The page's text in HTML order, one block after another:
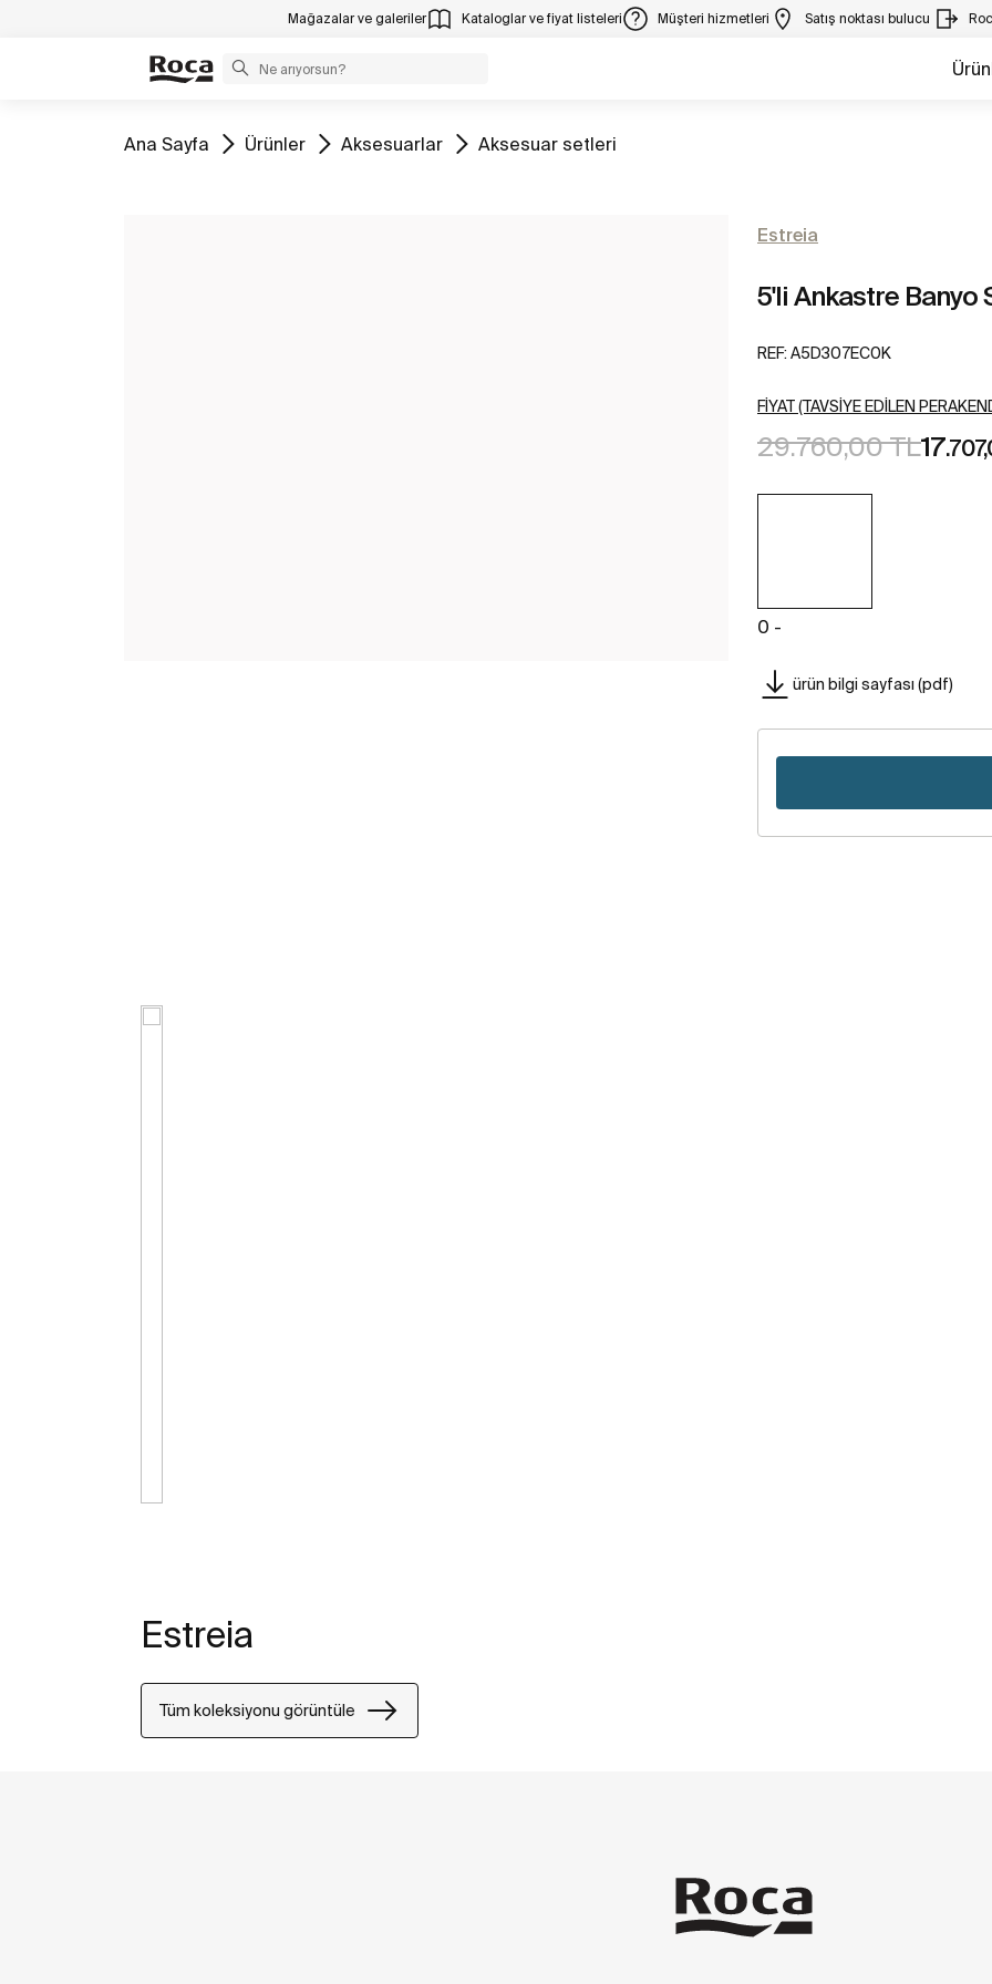
Mağazalar ve galeriler Kataloglar ve fiyat listeleri Müşteri hizmetleri Satış noktası bulucu
Tüm
Ana Sayfa Tüm
Ürünler Tüm
Aksesuarlar Tüm
Aksesuar setleri
Estreia
5'li Ankastre Banyo
REF: A5D307EC0K
FIYAT (TAVSIYE EDILEN
29.760,00 TL17
0 -
ürün bilgi sayfası (pdf)
Estreia
Tüm koleksiyonu görüntüle